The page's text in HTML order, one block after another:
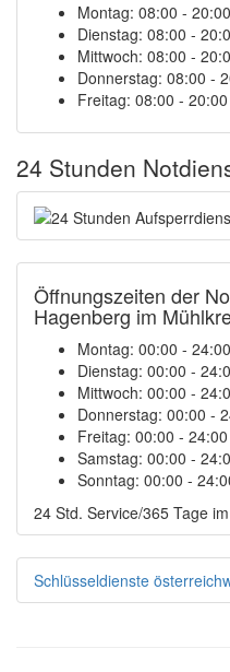
Montag: 08:00 - 20:00
Dienstag: 08:00 -
Mittwoch: 08:00 -
Donnerstag: 08:00 -
Freitag: 08:00 - 20:00
24 Stunden
Öffnungszeiten der
Hagenberg im
Montag: 00:00 - 24:00
Dienstag: 00:00 -
Mittwoch: 00:00 -
Donnerstag: 00:00 -
Freitag: 00:00 - 24:00
Samstag: 00:00 -
Sonntag: 00:00 -
24 Std. Service/365 Tage
Schlüsseldienste